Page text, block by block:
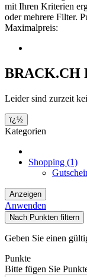
mit Ihren Kriterien
oder mehrere Filter.
Maximalpreis:
BRACK.CH
Leider sind zurzeit
ï¿½
Kategorien
Shopping (1)
Anzeigen
Anwenden
Nach Punkten filtern
Geben Sie einen
Punkte
Bitte fügen Sie